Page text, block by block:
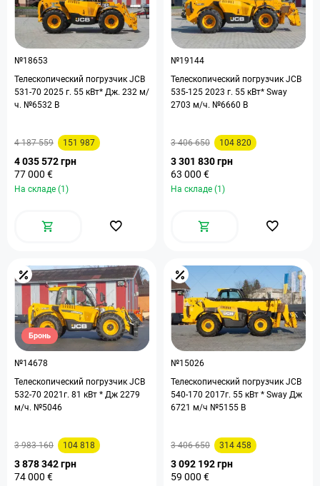
№18653
Телескопический погрузчик JCB
531-70 2025 г. 55 кВт* Дж. 232 м/
ч. №6532 B
4 187 559 151 987
4 035 572 грн
77 000 €
На складе (1)
№19144
Телескопический погрузчик JCB
535-125 2023 г. 55 кВт* Sway
2703 м/ч. №6660 B
3 406 650 104 820
3 301 830 грн
63 000 €
На складе (1)
Бронь
№14678
Телескопический погрузчик JCB
532-70 2021г. 81 кВт * Дж 2279
м/ч. №5046
3 983 160 104 818
3 878 342 грн
74 000 €
№15026
Телескопический погрузчик JCB
540-170 2017г. 55 кВт * Sway Дж
6721 м/ч №5155 B
3 406 650 314 458
3 092 192 грн
59 000 €